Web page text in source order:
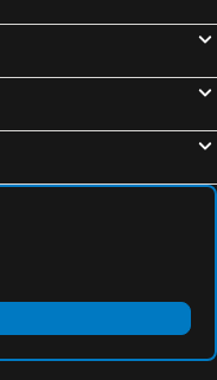
旅
店
化村
界麗寶樂園
山站
站